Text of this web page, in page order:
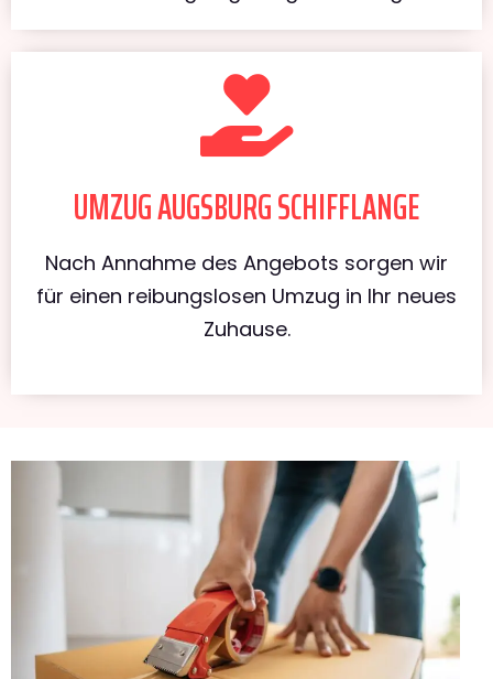
UMZUG AUGSBURG SCHIFFLANGE
Nach Annahme des Angebots sorgen wir
für einen reibungslosen Umzug in Ihr neues
Zuhause.